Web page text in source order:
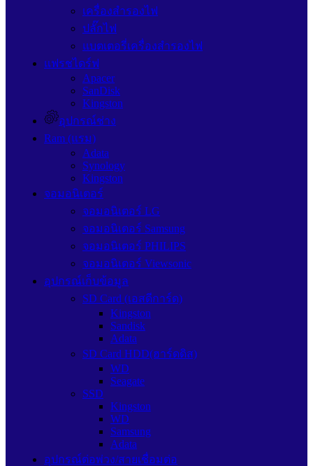
เครื่องสำรองไฟ
ปลั๊กไฟ
แบตเตอรี่เครื่องสำรองไฟ
แฟรชไดร์ฟ
Apacer
SanDisk
Kingston
อุปกรณ์ช่าง
Ram (แรม)
Adata
Synology
Kingston
จอมอนิเตอร์
จอมอนิเตอร์ LG
จอมอนิเตอร์ Samsung
จอมอนิเตอร์ PHILIPS
จอมอนิเตอร์ Viewsonic
อุปกรณ์เก็บข้อมูล
SD Card (เอสดีการ์ด)
Kingston
Sandisk
Adata
SD Card HDD(ฮาร์ดดิส)
WD
Seagate
SSD
Kingston
WD
Samsung
Adata
อุปกรณ์ต่อพ่วง/สายเชื่อมต่อ